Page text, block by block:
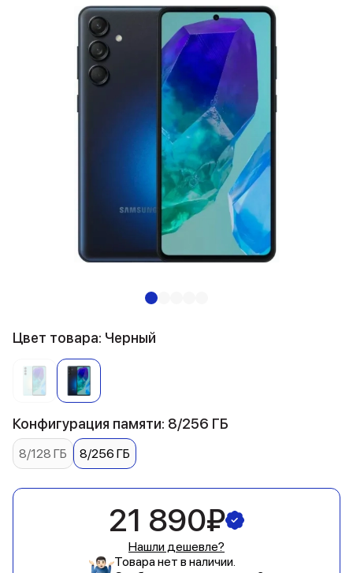
Цвет товара: Черный
Конфигурация памяти: 8/256 ГБ
8/128 ГБ 8/256 ГБ
21 890₽
Нашли дешевле?
Товара нет в наличии.